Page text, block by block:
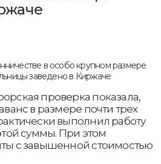
проверка показала,
в размере почти трех
выполнил работу
суммы. При этом
с завышенной стоимостью